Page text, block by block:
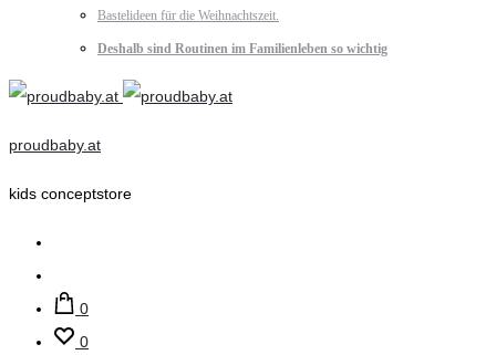
Bastelideen für die Weihnachtszeit.
Deshalb sind Routinen im Familienleben so wichtig
proudbaby.at
kids conceptstore
0
0